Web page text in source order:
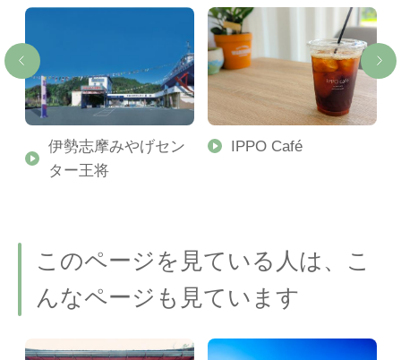
伊勢志摩みやげセン
ター王将
IPPO Café
このページを見ている人は、こ
んなページも見ています